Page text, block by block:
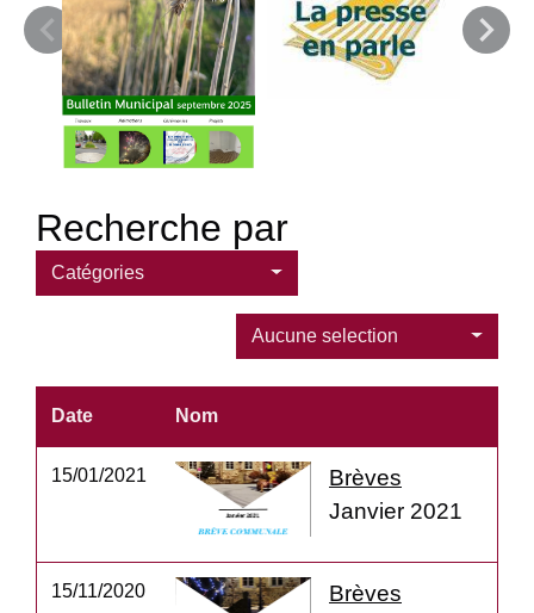
Recherche par
Catégories
Aucune selection
Date Nom
15/01/2021
Brèves
Janvier 2021
15/11/2020
Brèves